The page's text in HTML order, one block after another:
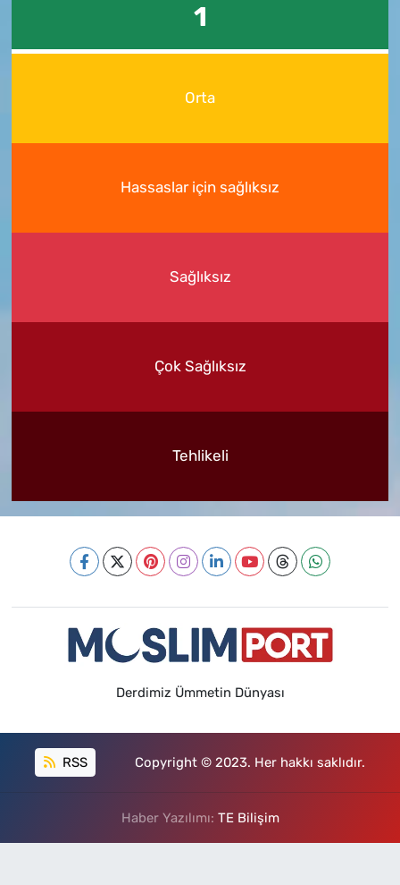
1
Orta
Hassaslar için sağlıksız
Sağlıksız
Çok Sağlıksız
Tehlikeli
Derdimiz Ümmetin Dünyası
RSS Copyright © 2023. Her hakkı saklıdır.
Haber Yazılımı: TE Bilişim